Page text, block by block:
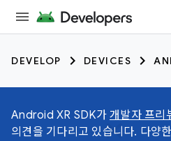
DEVELOP DEVICES
Android XR SDK가 개발자 프리
의견을 기다리고 있습니다. 다양